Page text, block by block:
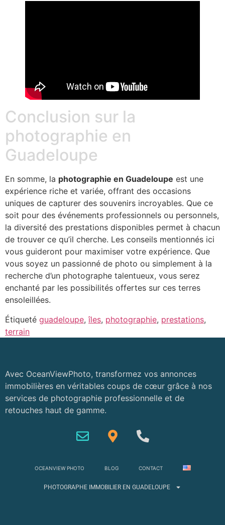
Conclusion sur la
photographie en
Guadeloupe
En somme, la photographie en Guadeloupe est une
expérience riche et variée, offrant des occasions
uniques de capturer des souvenirs incroyables. Que ce
soit pour des événements professionnels ou personnels,
la diversité des prestations disponibles permet à chacun
de trouver ce qu’il cherche. Les conseils mentionnés ici
vous guideront pour maximiser votre expérience. Que
vous soyez un passionné de photo ou simplement à la
recherche d’un photographe talentueux, vous serez
enchanté par les possibilités offertes sur ces terres
ensoleillées.
Étiqueté guadeloupe,îles, photographie, prestations,
terrain
Avec OceanViewPhoto, transformez vos annonces
immobilières en véritables coups de cœur grâce à nos
services de photographie professionnelle et de
retouches haut de gamme.
OCEANVIEW PHOTO BLOG CONTACT
PHOTOGRAPHE IMMOBILIER EN GUADELOUPE